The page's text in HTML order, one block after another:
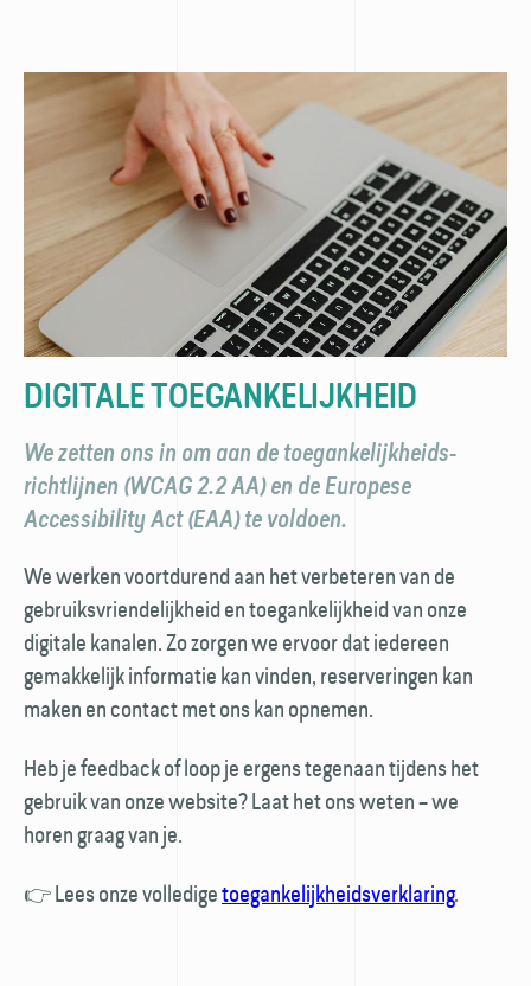
DIGITALE TOEGANKELIJKHEID
We zetten ons in om aan de toegankelijkheids­
richtlijnen (WCAG 2.2 AA) en de Europese
Accessibility Act (EAA) te voldoen.
We werken voortdurend aan het verbeteren van de
gebruiks­vriendelijkheid en toegankelijkheid van onze
digitale kanalen. Zo zorgen we ervoor dat iedereen
gemakkelijk informatie kan vinden, reserveringen kan
maken en contact met ons kan opnemen.
Heb je feedback of loop je ergens tegenaan tijdens het
gebruik van onze website? Laat het ons weten – we
horen graag van je.
👉 Lees onze volledigetoegankelijkheids­verklaring.